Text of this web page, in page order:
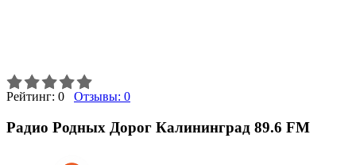
Рейтинг: 0 Отзывы: 0
Радио Родных Дорог Калининград 89.6 FM